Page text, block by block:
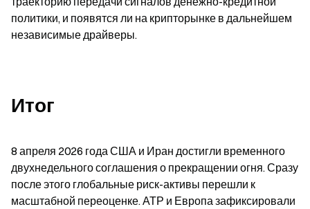
политики, и появятся ли на крипторынке в дальнейшем
независимые драйверы.
Итог
8 апреля 2026 года США и Иран достигли временного
двухнедельного соглашения о прекращении огня. Сразу
после этого глобальные риск-активы перешли к
масштабной переоценке. АТР и Европа зафиксировали